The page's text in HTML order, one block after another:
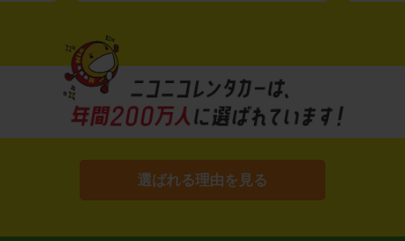
選ばれる理由を見る